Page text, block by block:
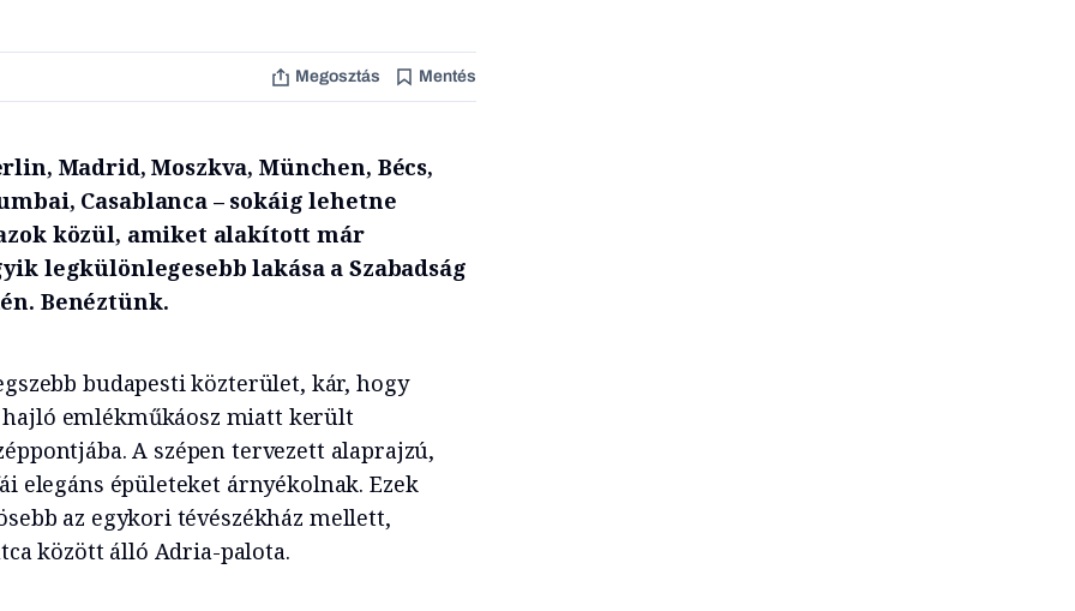
Megosztás Mentés
Madrid, Moszkva, München, Bécs,
Casablanca – sokáig lehetne
közül, amiket alakított már
legkülönlegesebb lakása a Szabadság
Benéztünk.
budapesti közterület, kár, hogy
hajló emlékműkáosz miatt került
A szépen tervezett alaprajzú,
elegáns épületeket árnyékolnak. Ezek
az egykori tévészékház mellett,
között álló Adria-palota.